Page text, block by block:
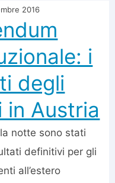
2016
i
degli
in Austria
notte sono stati
definitivi per gli
all’estero